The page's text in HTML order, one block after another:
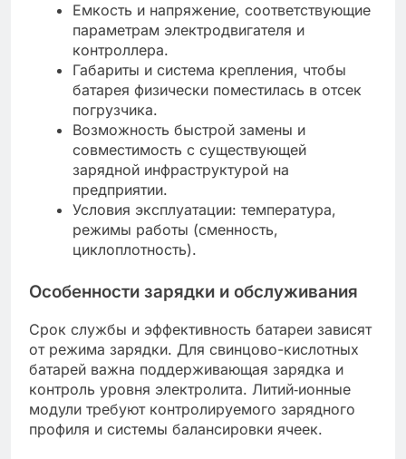
Емкость и напряжение, соответствующие
параметрам электродвигателя и
контроллера.
Габариты и система крепления, чтобы
батарея физически поместилась в отсек
погрузчика.
Возможность быстрой замены и
совместимость с существующей
зарядной инфраструктурой на
предприятии.
Условия эксплуатации: температура,
режимы работы (сменность,
циклоплотность).
Особенности зарядки и обслуживания
Срок службы и эффективность батареи зависят
от режима зарядки. Для свинцово-кислотных
батарей важна поддерживающая зарядка и
контроль уровня электролита. Литий‑ионные
модули требуют контролируемого зарядного
профиля и системы балансировки ячеек.